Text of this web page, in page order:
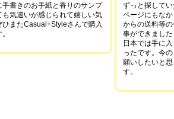
書きのお手紙と香りのサンプ
気遣いが感じられて嬉しい気
またCasual+Styleさんで購入
ずっと探して
ページにもな
からの送料等
事ができました
日本では手に
ったです。今
願いしたいと
す。